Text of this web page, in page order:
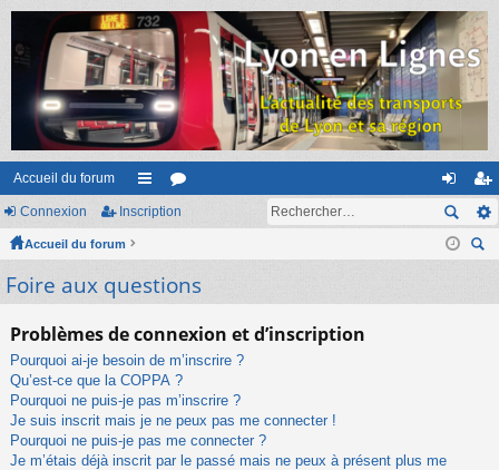
Accueil du forum
ac
ur
s
or
m
on
ne
ns
cri
Connexion Inscription
Accueil du forum
Foire aux questions
Problèmes de connexion et d’inscription
Pourquoi ai-je besoin de m’inscrire ?
Qu’est-ce que la COPPA ?
Pourquoi ne puis-je pas m’inscrire ?
Je suis inscrit mais je ne peux pas me connecter !
Pourquoi ne puis-je pas me connecter ?
Je m’étais déjà inscrit par le passé mais ne peux à présent plus me